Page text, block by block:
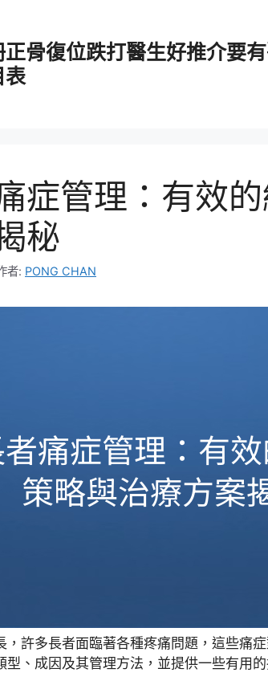
骨復位跌打醫生好推介要
表
症管理：有效
秘
者: PONG CHAN
，許多長者面臨著各種疼痛問題，這些痛
型、成因及其管理方法，並提供一些有用